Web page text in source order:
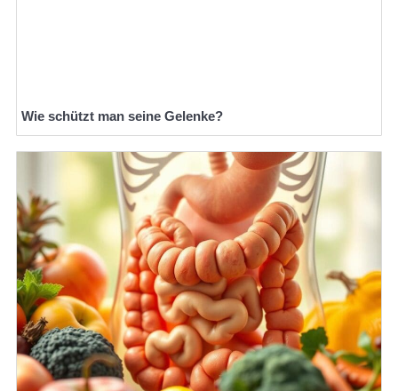
Wie schützt man seine Gelenke?